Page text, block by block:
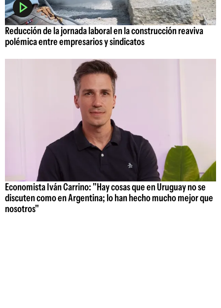
Reducción de la jornada laboral en la construcción reaviva
polémica entre empresarios y sindicatos
Economista Iván Carrino: "Hay cosas que en Uruguay no se
discuten como en Argentina; lo han hecho mucho mejor que
nosotros"